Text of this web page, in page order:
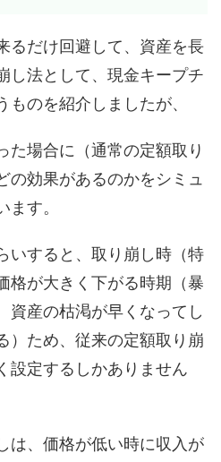
るだけ回避して、資産を長
し法として、現金キープチ
のを紹介しましたが、
た場合に（通常の定額取り
の効果があるのかをシミュ
す。
いすると、取り崩し時（特
格が大きく下がる時期（暴
資産の枯渇が早くなってし
）ため、従来の定額取り崩
設定するしかありません
は、価格が低い時に収入が